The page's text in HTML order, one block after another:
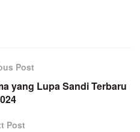
Post
yang Lupa Sandi Terbaru
Post